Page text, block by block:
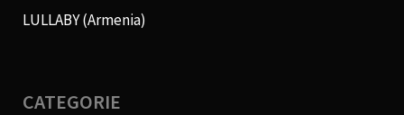
LULLABY (Armenia)
CATEGORIE